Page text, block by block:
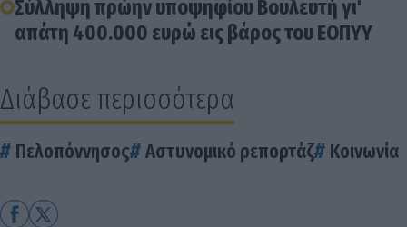
Σύλληψη πρώην υποψηφίου Βουλευτή γι'
απάτη 400.000 ευρώ εις βάρος του ΕΟΠΥΥ
Διάβασε περισσότερα
Πελοπόννησος Αστυνομικό ρεπορτάζ Κοινωνία